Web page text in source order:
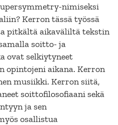
nimiseksi
Kerron tässä työssä
pitkältä aikaväliltä tekstin
soitto- ja
ovat selkiytyneet
opintojeni aikana. Kerron
musiikki. Kerron siitä,
soittofilosofiaani sekä
ja sen
osallistua